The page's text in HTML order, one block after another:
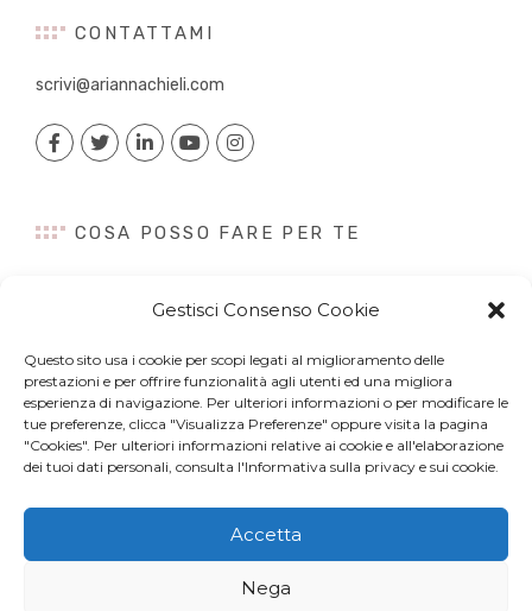
Gestisci Consenso Cookie
Questo sito usa i cookie per scopi legati al miglioramento delle
prestazioni e per offrire funzionalità agli utenti ed una migliora
esperienza di navigazione. Per ulteriori informazioni o per modificare le
tue preferenze, clicca "Visualizza Preferenze" oppure visita la pagina
"Cookies". Per ulteriori informazioni relative ai cookie e all'elaborazione
dei tuoi dati personali, consulta l'Informativa sulla privacy e sui cookie.
Accetta
Nega
CONTATTAMI
scrivi@ariannachieli.com
COSA POSSO FARE PER TE
Content Creation
Digital PR
Influencer Marketing
Newsletter
© Copyright 2022 Arianna Chieli. All right reserved. P.IVA